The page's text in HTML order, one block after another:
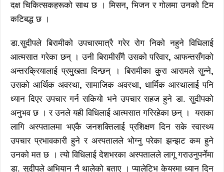
दक्ष चिकित्सकहरूको साथ छ । मिसन,भिजन र गोलमा उनको टिम
कटिबद्ध छ ।
डा.सुदीपले बिरामीको उपचारमात्रै गरेर रोग निको नहुने विधिलाई
आत्मसात गरेका छन् । उनी बिरामीसँगै उसको परिवार, आफन्तसँगको
अन्तरक्रियालाई प्रमुखता दिन्छन् । बिरामीका कुरा आरामले सुन्ने,
उसको आर्थिक अवस्था,सामाजिक अवस्था, धार्मिक आस्थालाई पनि
ध्यान दिएर उपचार गर्न सकियो भने उपचार सहज हुने डा. सुदीपको
अनुभव छ । र उनले यही विधिलाई आत्मसात गरिरहेका छन् । यसका
लागि अस्पतालमा भएकै जनशक्तिलाई प्रशिक्षण दिन सके स्वास्थ्य
उपचार प्रभावकारी हुने र अस्पतालले भोग्नु परेका झन्झट कम हुने
उनको मत छ । त्यो विधिलाई देशभरका अस्पतालले लागू गराउनुपर्नेमा
डा. सुदीपले अभियान नै थालेको बताए । प्यालेटिभ केयरमा ध्यान दिन